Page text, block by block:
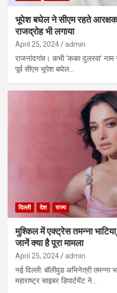
भूपेश बघेल ने सीएम रहते आरक्षक
राजद्रोह भी लगाया
April 25, 2024 admin
राजनांदगांव। कभी ‘कका दुलरवा’
पूर्व सीएम भूपेश बघेल…
दिल्ली देश राज्य
मुश्किल में एक्ट्रेस तमन्ना
जानें क्या है पूरा मामला
April 25, 2024 admin
नई दिल्ली: बॉलीवुड अभिनेत्री तमन्ना
महाराष्ट्र साइबर डिपार्टमेंट ने…